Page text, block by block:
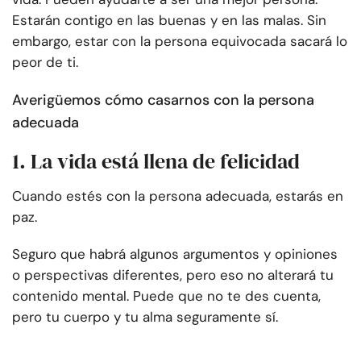
Estarán contigo en las buenas y en las malas. Sin
embargo, estar con la persona equivocada sacará lo
peor de ti.
Averigüemos cómo casarnos con la persona
adecuada
1. La vida está llena de felicidad
Cuando estés con la persona adecuada, estarás en
paz.
Seguro que habrá algunos argumentos y opiniones
o perspectivas diferentes, pero eso no alterará tu
contenido mental. Puede que no te des cuenta,
pero tu cuerpo y tu alma seguramente sí.